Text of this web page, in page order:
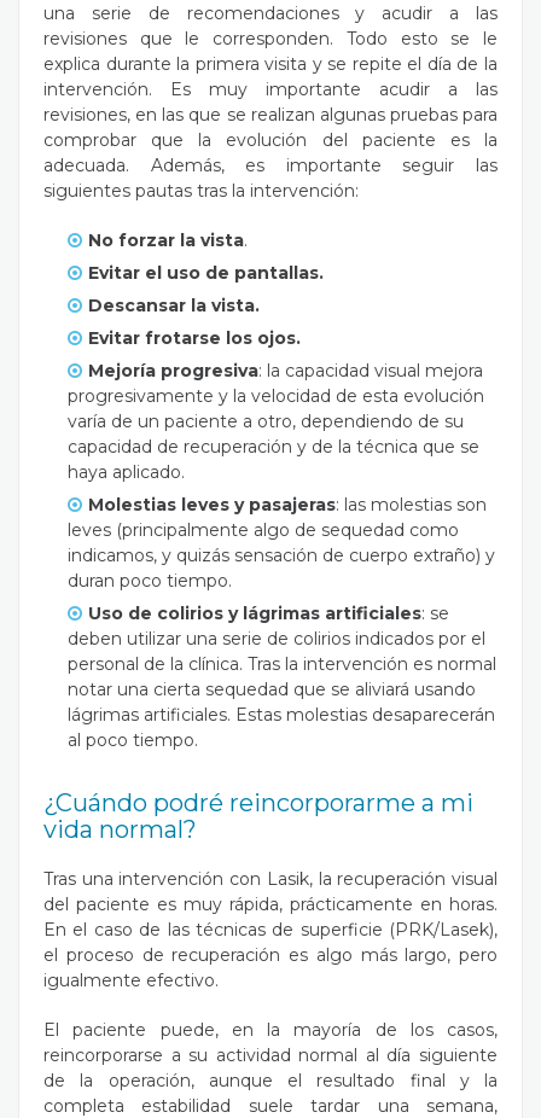
una serie de recomendaciones y acudir a las
revisiones que le corresponden. Todo esto se le
explica durante la primera visita y se repite el día de la
intervención. Es muy importante acudir a las
revisiones, en las que se realizan algunas pruebas para
comprobar que la evolución del paciente es la
adecuada. Además, es importante seguir las
siguientes pautas tras la intervención:
No forzar la vista.
Evitar el uso de pantallas.
Descansar la vista.
Evitar frotarse los ojos.
Mejoría progresiva: la capacidad visual mejora
progresivamente y la velocidad de esta evolución
varía de un paciente a otro, dependiendo de su
capacidad de recuperación y de la técnica que se
haya aplicado.
Molestias leves y pasajeras: las molestias son
leves (principalmente algo de sequedad como
indicamos, y quizás sensación de cuerpo extraño) y
duran poco tiempo.
Uso de colirios y lágrimas artificiales: se
deben utilizar una serie de colirios indicados por el
personal de la clínica. Tras la intervención es normal
notar una cierta sequedad que se aliviará usando
lágrimas artificiales. Estas molestias desaparecerán
al poco tiempo.
¿Cuándo podré reincorporarme a mi
vida normal?
Tras una intervención con Lasik, la recuperación visual
del paciente es muy rápida, prácticamente en horas.
En el caso de las técnicas de superficie (PRK/Lasek),
el proceso de recuperación es algo más largo, pero
igualmente efectivo.
El paciente puede, en la mayoría de los casos,
reincorporarse a su actividad normal al día siguiente
de la operación, aunque el resultado final y la
completa estabilidad suele tardar una semana,